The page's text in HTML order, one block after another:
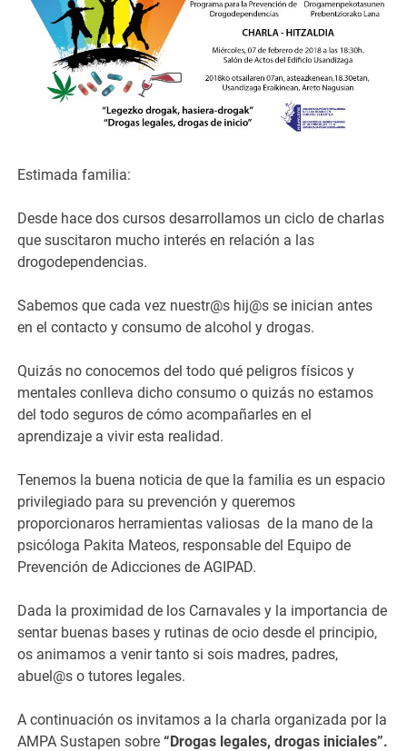
Estimada familia:
Desde hace dos cursos desarrollamos un ciclo de charlas
que suscitaron mucho interés en relación a las
drogodependencias.
Sabemos que cada vez nuestr@s hij@s se inician antes
en el contacto y consumo de alcohol y drogas.
Quizás no conocemos del todo qué peligros físicos y
mentales conlleva dicho consumo o quizás no estamos
del todo seguros de cómo acompañarles en el
aprendizaje a vivir esta realidad.
Tenemos la buena noticia de que la familia es un espacio
privilegiado para su prevención y queremos
proporcionaros herramientas valiosas de la mano de la
psicóloga Pakita Mateos, responsable del Equipo de
Prevención de Adicciones de AGIPAD.
Dada la proximidad de los Carnavales y la importancia de
sentar buenas bases y rutinas de ocio desde el principio,
os animamos a venir tanto si sois madres, padres,
abuel@s o tutores legales.
A continuación os invitamos a la charla organizada por la
AMPA Sustapen sobre“Drogas legales, drogas iniciales”.